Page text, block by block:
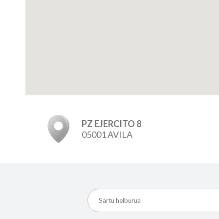
PZ EJERCITO 8
05001 AVILA